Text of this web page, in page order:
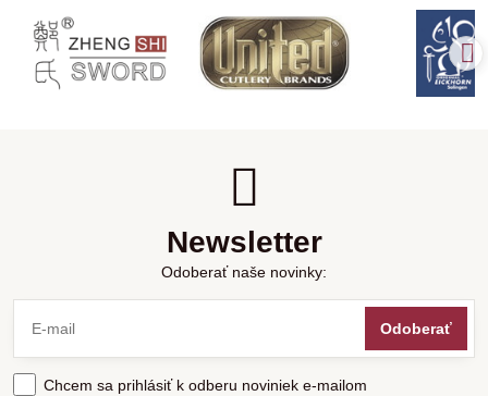
Newsletter
Odoberať naše novinky:
Odoberať
Chcem sa prihlásiť k odberu noviniek e-mailom